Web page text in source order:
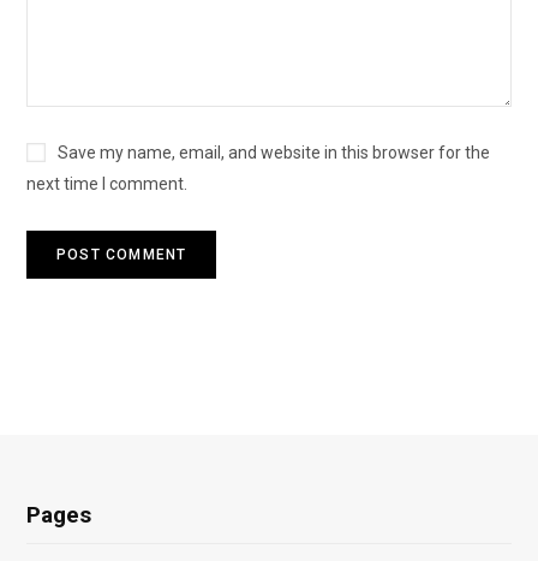
Save my name, email, and website in this browser for the
next time I comment.
Pages